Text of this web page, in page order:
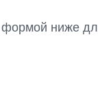
ниже